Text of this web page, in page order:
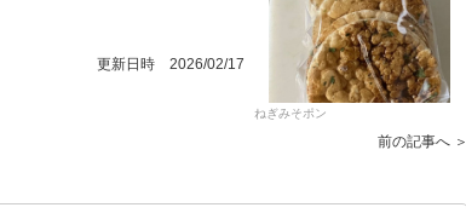
ねぎみそポン
更新日時 2026/02/17
前の記事へ ＞